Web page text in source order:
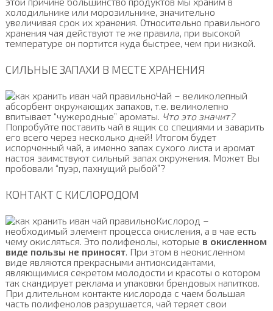
холодильнике или морозильнике, значительно
увеличивая срок их хранения. Относительно правильного
хранения чая действуют те же правила, при высокой
температуре он портится куда быстрее, чем при низкой.
СИЛЬНЫЕ ЗАПАХИ В МЕСТЕ ХРАНЕНИЯ
Чай – великолепный
абсорбент окружающих запахов, т.е. великолепно
впитывает “чужеродные” ароматы. Что это значит?
Попробуйте поставить чай в ящик со специями и заварить
его всего через несколько дней! Итогом будет
испорченный чай, а именно запах сухого листа и аромат
настоя заимствуют сильный запах окружения. Может Вы
пробовали “пуэр, пахнущий рыбой”?
КОНТАКТ С КИСЛОРОДОМ
Кислород –
необходимый элемент процесса окисления, а в чае есть
чему окисляться. Это полифенолы, которые в окисленном
виде пользы не приносят. При этом в неокисленном
виде являются прекрасными антиоксидантами,
являющимися секретом молодости и красоты о котором
так скандирует реклама и упаковки брендовых напитков.
При длительном контакте кислорода с чаем большая
часть полифенолов разрушается, чай теряет свои